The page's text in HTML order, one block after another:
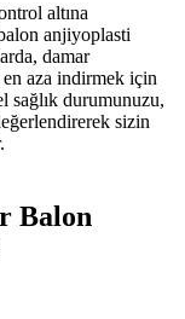
altına
anjiyoplasti
damar
en aza indirmek için
sağlık durumunuzu,
sizin
Balon